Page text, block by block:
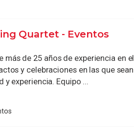
Quartet - Eventos
de 25 años de experiencia en el
y celebraciones en las que sean
experiencia. Equipo ...